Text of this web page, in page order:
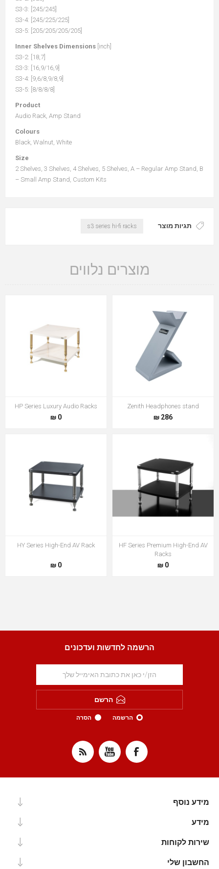
S3-3: [245/245]
S3-4: [245/225/225]
S3-5: [205/205/205/205]
Inner Shelves Dimensions [inch]
S3-2: [18,7]
S3-3: [16,9/16,9]
S3-4: [9,6/8,9/8,9]
S3-5: [8/8/8/8]
Product
Audio Rack, Amp Stand
Colours
Black, Walnut, White
Size
2 Shelves, 3 Shelves, 4 Shelves, 5 Shelves, A – Regular Amp Stand, B
– Small Amp Stand, Custom Kits
תגיות מוצר s3 series hi-fi racks
מוצרים נלווים
Zenith Headphones stand
286 ₪
HP Series Luxury Audio Racks
0 ₪
HF Series Premium High-End AV
Racks
0 ₪
HY Series High-End AV Rack
0 ₪
הרשמה לחדשות ועדכונים
הרשם
הרשמה הסרה
מידע נוסף
מידע
שירות לקוחות
החשבון שלי